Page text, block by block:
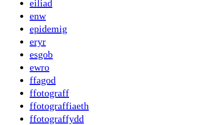
eiliad
enw
epidemig
eryr
esgob
ewro
ffagod
ffotograff
ffotograffiaeth
ffotograffydd